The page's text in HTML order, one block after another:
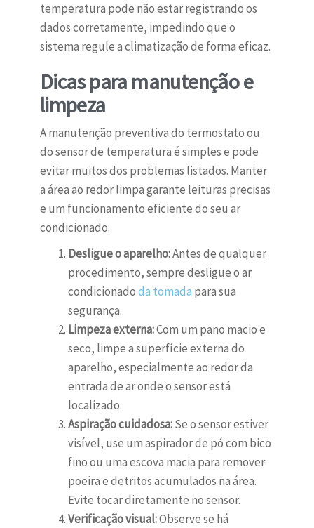
temperatura pode não estar registrando os
dados corretamente, impedindo que o
sistema regule a climatização de forma eficaz.
Dicas para manutenção e
limpeza
A manutenção preventiva do termostato ou
do sensor de temperatura é simples e pode
evitar muitos dos problemas listados. Manter
a área ao redor limpa garante leituras precisas
e um funcionamento eficiente do seu ar
condicionado.
Desligue o aparelho:Antes de qualquer
procedimento, sempre desligue o ar
condicionadoda tomada para sua
segurança.
Limpeza externa:Com um pano macio e
seco, limpe a superfície externa do
aparelho, especialmente ao redor da
entrada de ar onde o sensor está
localizado.
Aspiração cuidadosa:Se o sensor estiver
visível, use um aspirador de pó com bico
fino ou uma escova macia para remover
poeira e detritos acumulados na área.
Evite tocar diretamente no sensor.
Verificação visual:Observe se há